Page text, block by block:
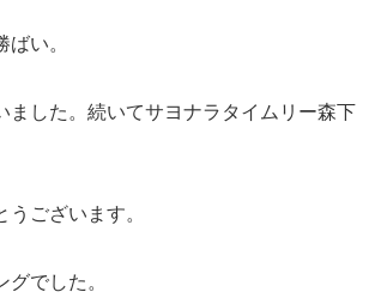
ばい。
ました。続いてサヨナラタイムリー森下
うございます。
でした。